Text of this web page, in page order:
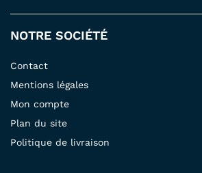
NOTRE SOCIÉTÉ
Contact
Mentions légales
Mon compte
Plan du site
Politique de livraison